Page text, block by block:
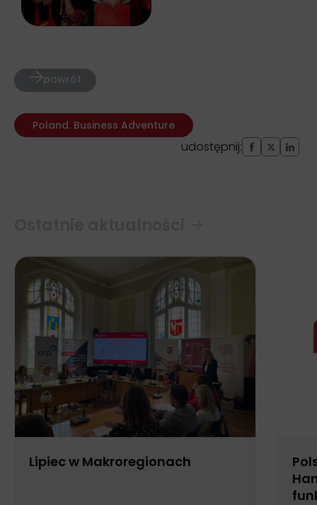
powrót
Poland. Business Adventure
udostępnij:
Lipiec w Makroregionach